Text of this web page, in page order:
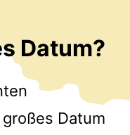
Datum?
Datum